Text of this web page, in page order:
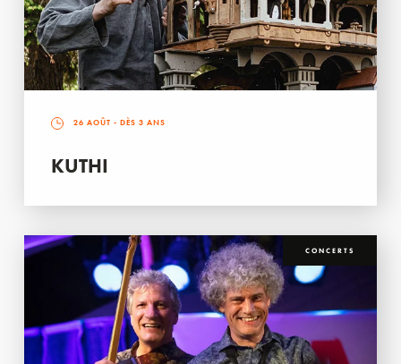
26 AOÛT - DÈS 3 ANS
KUTHI
CONCERTS